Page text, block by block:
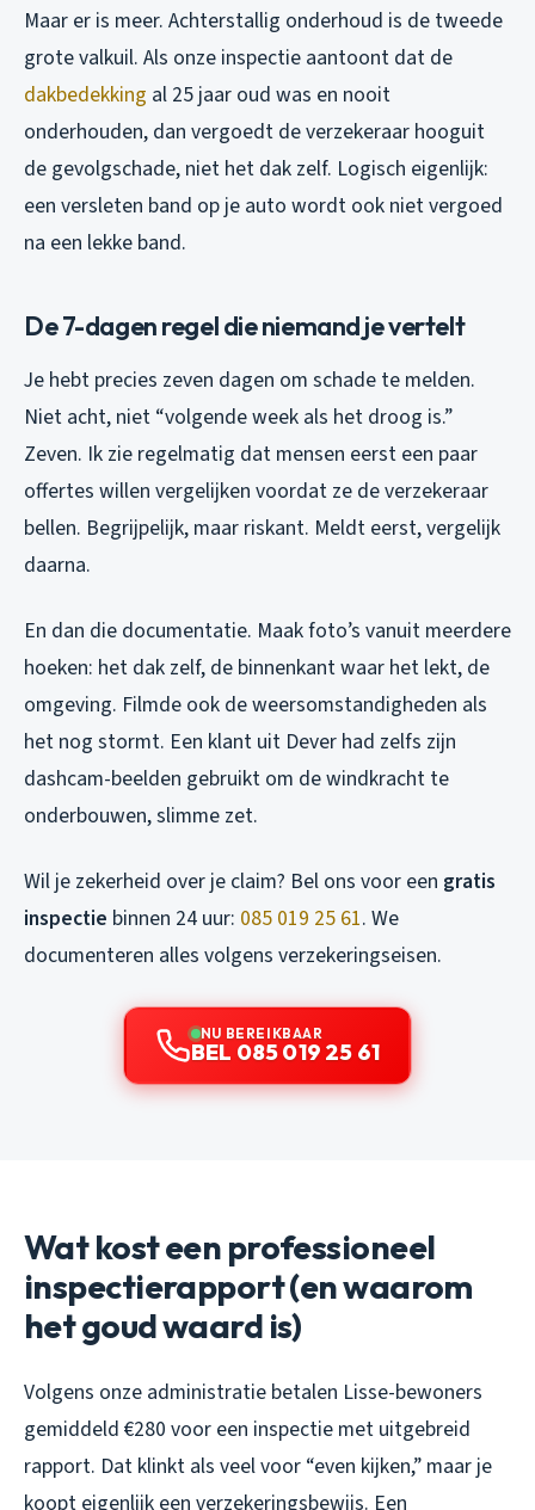
Maar er is meer. Achterstallig onderhoud is de tweede
grote valkuil. Als onze inspectie aantoont dat de
dakbedekking al 25 jaar oud was en nooit
onderhouden, dan vergoedt de verzekeraar hooguit
de gevolgschade, niet het dak zelf. Logisch eigenlijk:
een versleten band op je auto wordt ook niet vergoed
na een lekke band.
De 7-dagen regel die niemand je vertelt
Je hebt precies zeven dagen om schade te melden.
Niet acht, niet “volgende week als het droog is.”
Zeven. Ik zie regelmatig dat mensen eerst een paar
offertes willen vergelijken voordat ze de verzekeraar
bellen. Begrijpelijk, maar riskant. Meldt eerst, vergelijk
daarna.
En dan die documentatie. Maak foto’s vanuit meerdere
hoeken: het dak zelf, de binnenkant waar het lekt, de
omgeving. Filmde ook de weersomstandigheden als
het nog stormt. Een klant uit Dever had zelfs zijn
dashcam-beelden gebruikt om de windkracht te
onderbouwen, slimme zet.
Wil je zekerheid over je claim? Bel ons voor een gratis
inspectie binnen 24 uur: 085 019 25 61. We
documenteren alles volgens verzekeringseisen.
NU BEREIKBAAR
BEL 085 019 25 61
Wat kost een professioneel
inspectierapport (en waarom
het goud waard is)
Volgens onze administratie betalen Lisse-bewoners
gemiddeld €280 voor een inspectie met uitgebreid
rapport. Dat klinkt als veel voor “even kijken,” maar je
koopt eigenlijk een verzekeringsbewijs. Een